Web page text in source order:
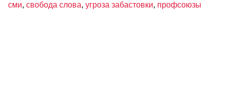
сми, свобода слова, угроза забастовки, профсоюзы